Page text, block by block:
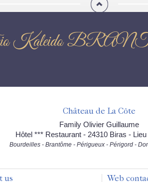
Trio
Château de La Côte
Family Olivier Guillaume
Hôtel *** Restaurant - 24310 Biras -
Bourdeilles - Brantôme - Périgueux - Périgord -
us Web